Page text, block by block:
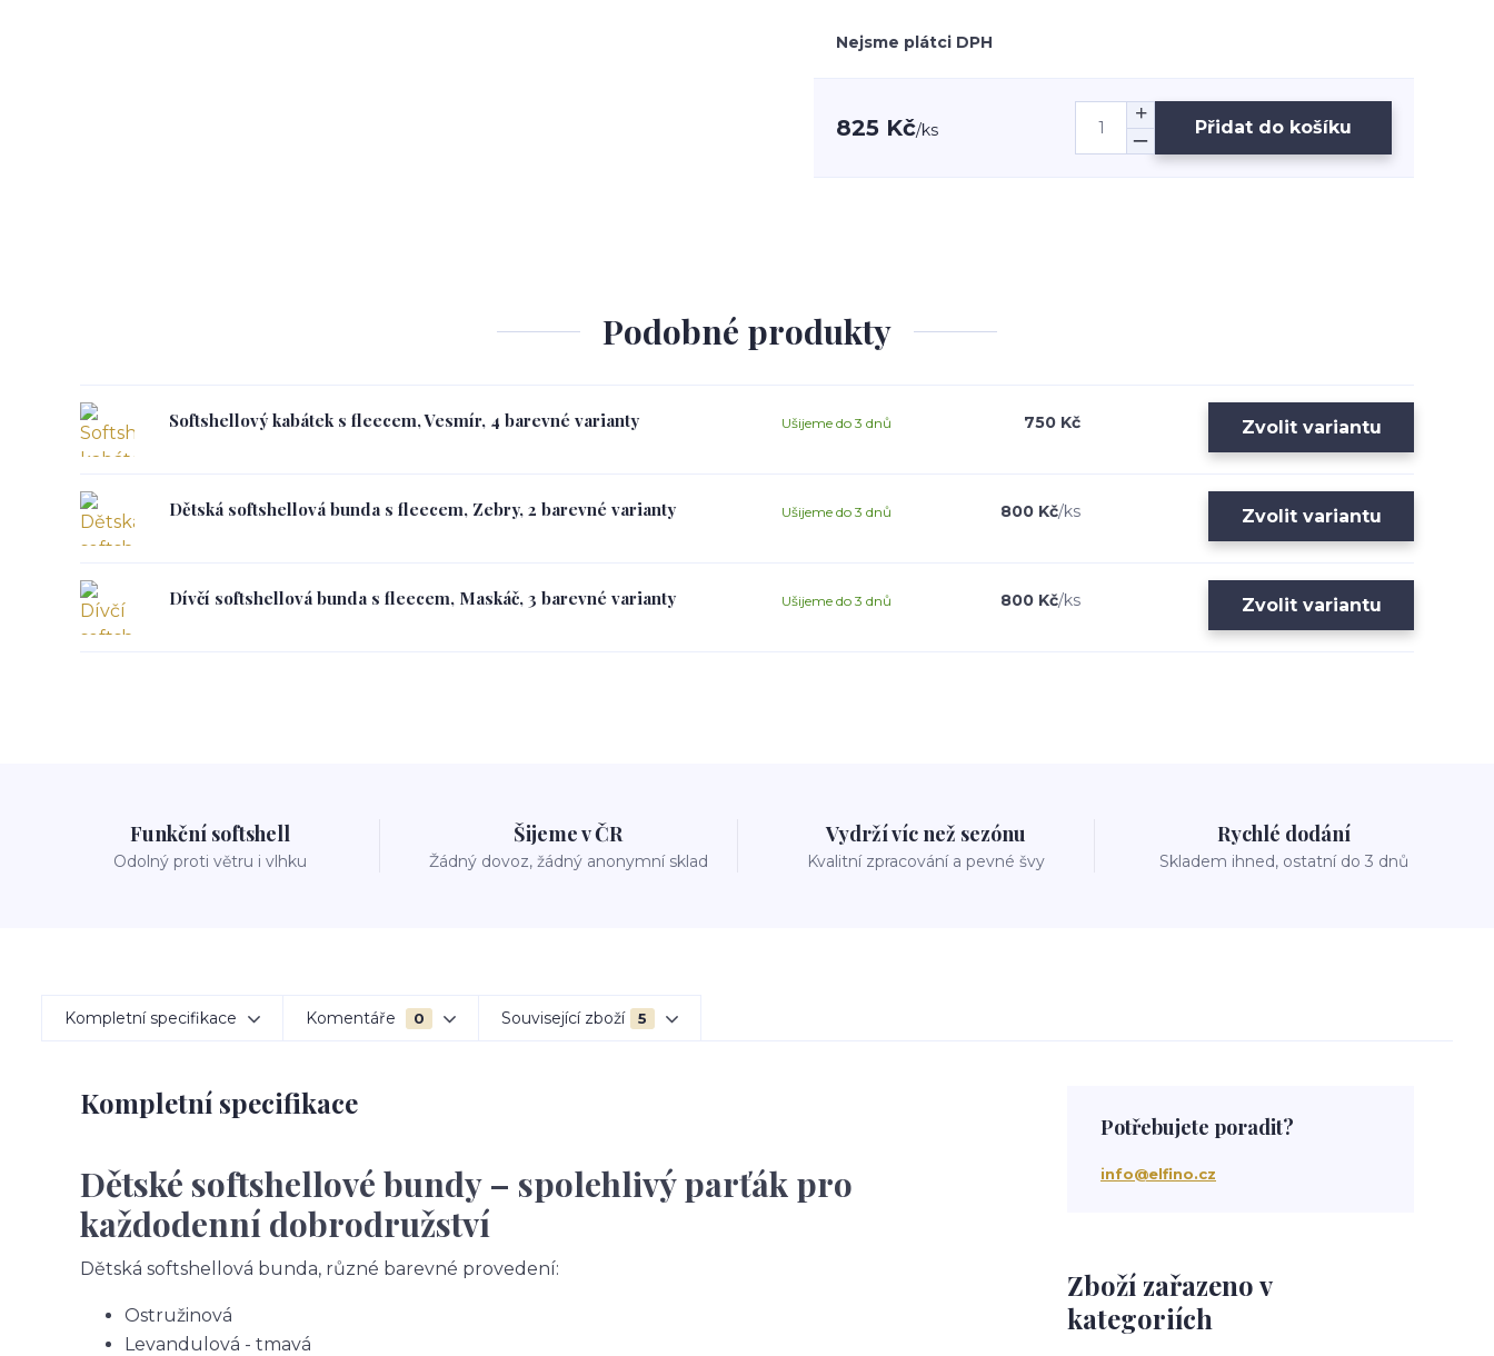
Nejsme plátci DPH
825 Kč/ks Přidat do košíku
Podobné produkty
Softshellový kabátek s fleecem, Vesmír, 4 barevné varianty 750 Kč
Ušijeme do 3 dnů Zvolit variantu
Dětská softshellová bunda s fleecem, Zebry, 2 barevné varianty 800 Kč/ks
Ušijeme do 3 dnů Zvolit variantu
Dívčí softshellová bunda s fleecem, Maskáč, 3 barevné varianty 800 Kč/ks
Ušijeme do 3 dnů Zvolit variantu
Funkční softshell
Odolný proti větru i vlhku
Šijeme v ČR
Žádný dovoz, žádný anonymní sklad
Vydrží víc než sezónu
Kvalitní zpracování a pevné švy
Rychlé dodání
Skladem ihned, ostatní do 3 dnů
Kompletní specifikace Komentáře 0 Související zboží 5
Kompletní specifikace
Dětské softshellové bundy – spolehlivý parťák pro
každodenní dobrodružství
Dětská softshellová bunda, různé barevné provedení:
Ostružinová
Levandulová - tmavá
Zboží zařazeno v
kategoriích
Potřebujete poradit?
info@elfino.cz